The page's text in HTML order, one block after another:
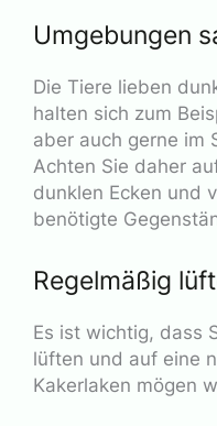
Umgebungen
Die Tiere lieben
halten sich zum
aber auch gerne im
Achten Sie daher
dunklen Ecken und
benötigte
Regelmäßig
Es ist wichtig, dass
lüften und auf eine
Kakerlaken mögen